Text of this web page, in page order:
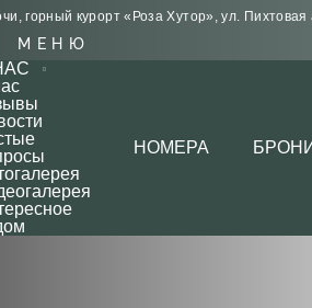
горный курорт «Роза Хутор», ул. Пихтовая
МЕНЮ
НОМЕРА